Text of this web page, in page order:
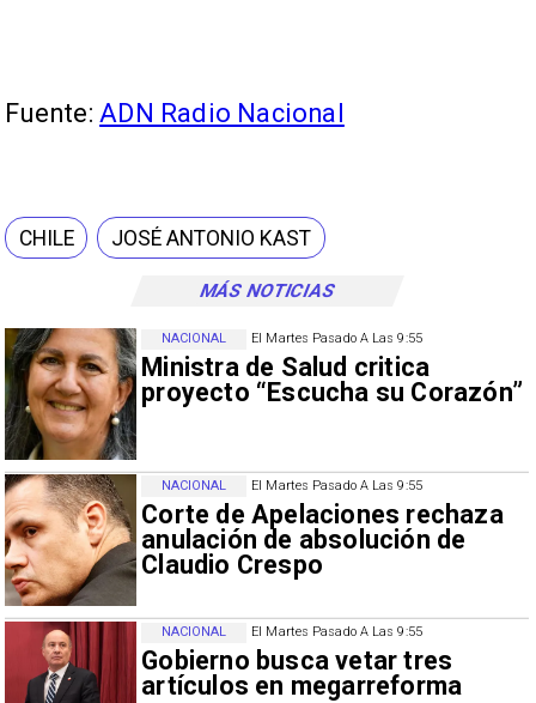
MÁS NOTICIAS
El Martes Pasado A Las 9:55
Ministra de Salud critica
proyecto “Escucha su Corazón”
NACIONAL
El Martes Pasado A Las 9:55
Corte de Apelaciones rechaza
anulación de absolución de
Claudio Crespo
NACIONAL
El Martes Pasado A Las 9:55
Gobierno busca vetar tres
artículos en megarreforma
NACIONAL
Fuente: ADN Radio Nacional
CHILE JOSÉ ANTONIO KAST